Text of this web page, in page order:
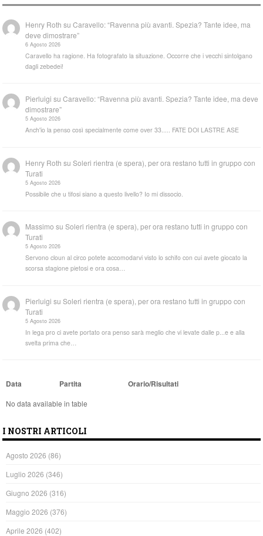
Henry Roth suCaravello: “Ravenna più avanti. Spezia? Tante idee, ma
deve dimostrare”
6 Agosto 2026
Caravello ha ragione. Ha fotografato la situazione. Occorre che i vecchi sintolgano
dagli zebedei!
Pierluigi suCaravello: “Ravenna più avanti. Spezia? Tante idee, ma deve
dimostrare”
5 Agosto 2026
Anch'io la penso così specialmente come over 33..... FATE DOI LASTRE ASE
Henry Roth suSoleri rientra (e spera), per ora restano tutti in gruppo con
Turati
5 Agosto 2026
Possibile che u tifosi siano a questo livello? Io mi dissocio.
Massimo suSoleri rientra (e spera), per ora restano tutti in gruppo con
Turati
5 Agosto 2026
Servono cloun al circo potete accomodarvi visto lo schifo con cui avete giocato la
scorsa stagione pietosi e ora cosa…
Pierluigi suSoleri rientra (e spera), per ora restano tutti in gruppo con
Turati
5 Agosto 2026
In lega pro ci avete portato ora penso sarà meglio che vi levate dalle p...e e alla
svelta prima che…
Data Partita Orario/Risultati
No data available in table
I NOSTRI ARTICOLI
Agosto 2026 (86)
Luglio 2026 (346)
Giugno 2026 (316)
Maggio 2026 (376)
Aprile 2026 (402)